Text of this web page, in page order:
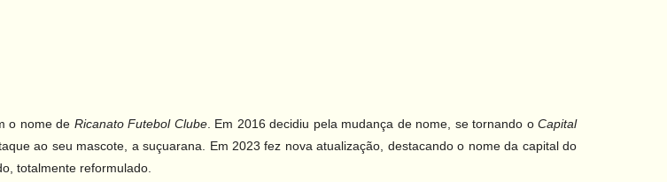
o nome de Ricanato Futebol Clube. Em 2016 decidiu pela mudança de nome, se tornando oCapital
ao seu mascote, a suçuarana. Em 2023 fez nova atualização, destacando o nome da capital do
totalmente reformulado.